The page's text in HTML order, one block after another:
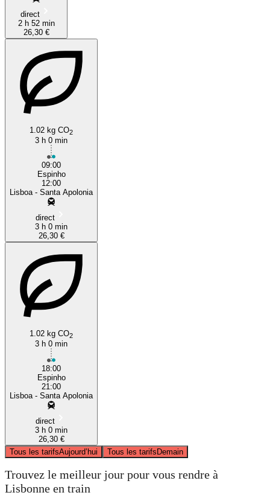
direct
2 h 52 min
26,30 €
1.02 kg CO2
3 h 0 min
09:00
Espinho
12:00
Lisboa - Santa Apolonia
direct
3 h 0 min
26,30 €
1.02 kg CO2
3 h 0 min
18:00
Espinho
21:00
Lisboa - Santa Apolonia
direct
3 h 0 min
26,30 €
Tous les tarifsAujourd’hui Tous les tarifsDemain
Trouvez le meilleur jour pour vous rendre à
Lisbonne en train